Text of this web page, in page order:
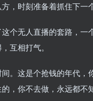
，时刻准备着抓住下一
个无人直播的套路，
互相打气。
。这是个抢钱的年代
，你不去做，永远都不